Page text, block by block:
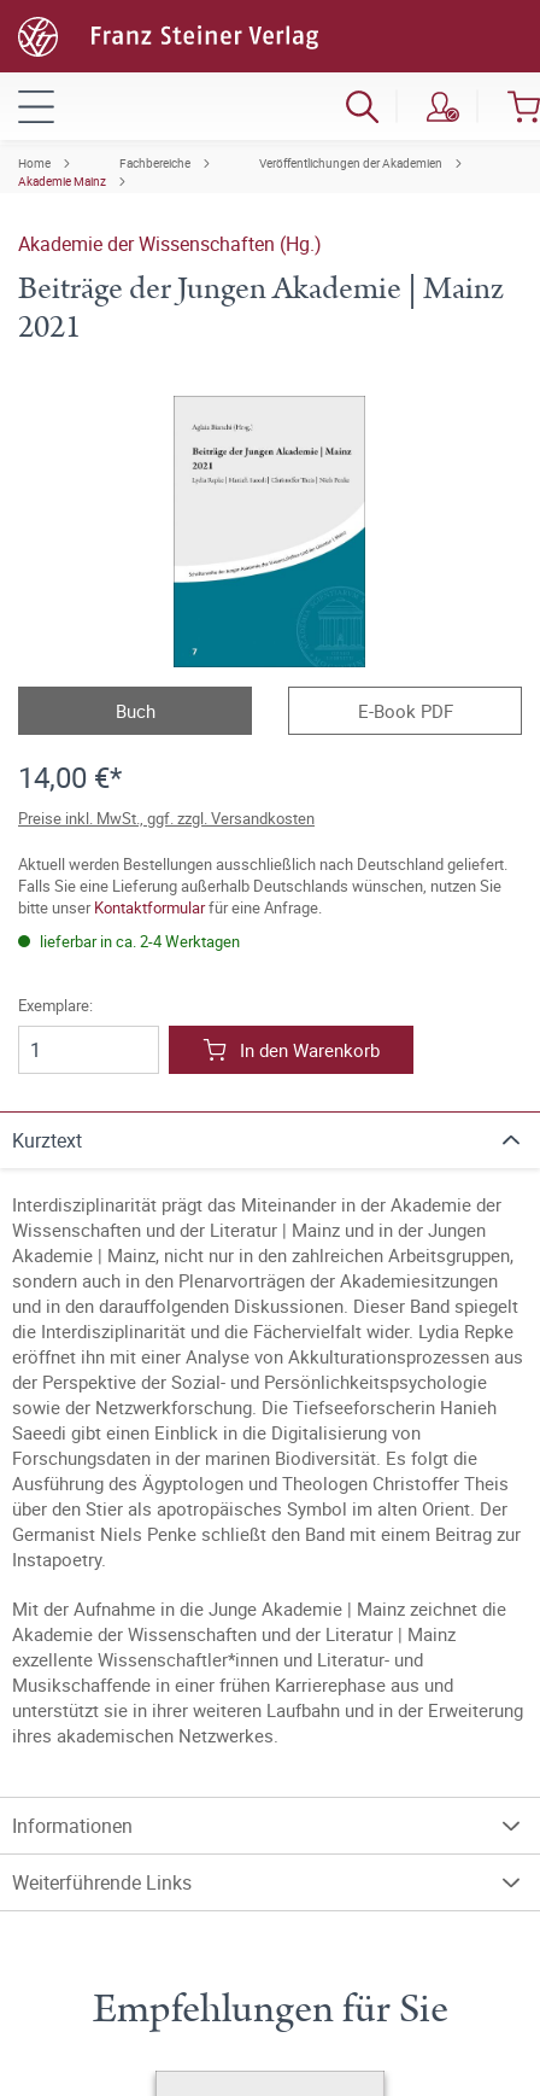
Home Fachbereiche
Veröffentlichungen der Akademien
Akademie Mainz
Akademie der Wissenschaften (Hg.)
Beiträge der Jungen Akademie | Mainz
2021
Buch E-Book PDF
14,00 €*
Preise inkl. MwSt., ggf. zzgl. Versandkosten
Aktuell werden Bestellungen ausschließlich nach Deutschland geliefert.
Falls Sie eine Lieferung außerhalb Deutschlands wünschen, nutzen Sie
bitte unserKontaktformularfür eine Anfrage.
lieferbar in ca. 2-4 Werktagen
Exemplare:
In den Warenkorb
Kurztext
Interdisziplinarität prägt das Miteinander in der Akademie der
Wissenschaften und der Literatur | Mainz und in der Jungen
Akademie | Mainz, nicht nur in den zahlreichen Arbeitsgruppen,
sondern auch in den Plenarvorträgen der Akademiesitzungen
und in den darauffolgenden Diskussionen. Dieser Band spiegelt
die Interdisziplinarität und die Fächervielfalt wider. Lydia Repke
eröffnet ihn mit einer Analyse von Akkulturationsprozessen aus
der Perspektive der Sozial- und Persönlichkeitspsychologie
sowie der Netzwerkforschung. Die Tiefseeforscherin Hanieh
Saeedi gibt einen Einblick in die Digitalisierung von
Forschungsdaten in der marinen Biodiversität. Es folgt die
Ausführung des Ägyptologen und Theologen Christoffer Theis
über den Stier als apotropäisches Symbol im alten Orient. Der
Germanist Niels Penke schließt den Band mit einem Beitrag zur
Instapoetry.
Mit der Aufnahme in die Junge Akademie | Mainz zeichnet die
Akademie der Wissenschaften und der Literatur | Mainz
exzellente Wissenschaftler*innen und Literatur- und
Musikschaffende in einer frühen Karrierephase aus und
unterstützt sie in ihrer weiteren Laufbahn und in der Erweiterung
ihres akademischen Netzwerkes.
Informationen
Weiterführende Links
Empfehlungen für Sie